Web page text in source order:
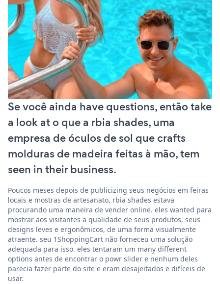
Se você ainda have questions, então take
a look at o que a rbia shades, uma
empresa de óculos de sol que crafts
molduras de madeira feitas à mão, tem
seen in their business.
Poucos meses depois de publicizing seus negócios em feiras
locais e mostras de artesanato, rbia shades estava
procurando uma maneira de vender online. eles wanted para
mostrar aos visitantes a qualidade de seus produtos, seus
designs leves e ergonômicos, de uma forma visualmente
atraente. seu 1ShoppingCart não forneceu uma solução
adequada para isso. eles tentaram um many different
options antes de encontrar o powr slider e nenhum deles
parecia fazer parte do site e eram desajeitados e difíceis de
usar.